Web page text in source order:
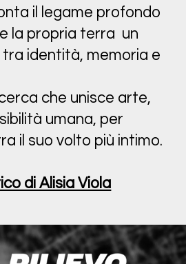
il legame profondo
la propria terra un
identità, memoria e
che unisce arte,
umana, per
il suo volto più intimo.
di Alisia Viola